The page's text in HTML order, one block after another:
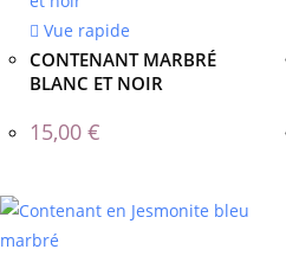
Vue rapide
CONTENANT MARBRÉ
BLANC ET NOIR
15,00 €